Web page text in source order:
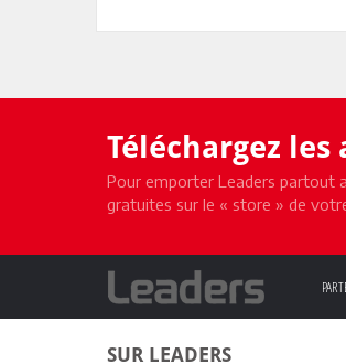
Téléchargez
Pour emporter Leaders partout
gratuites sur le « store » de
SUR LEADERS